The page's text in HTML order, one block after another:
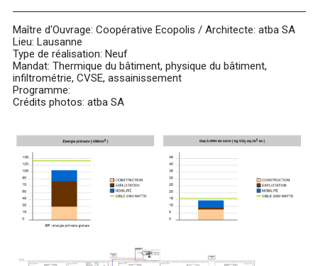
Maître d'Ouvrage: Coopérative Ecopolis / Architecte: atba SA
Lieu: Lausanne
Type de réalisation: Neuf
Mandat: Thermique du bâtiment, physique du bâtiment,
infiltrométrie, CVSE, assainissement
Programme:
Crédits photos: atba SA